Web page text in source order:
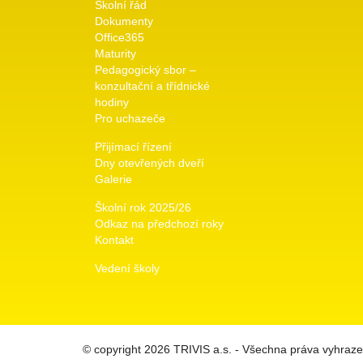
Školní řád
Dokumenty
Office365
Maturity
Pedagogický sbor –
konzultační a třídnické
hodiny
Pro uchazeče
Přijímací řízení
Dny otevřených dveří
Galerie
Školní rok 2025/26
Odkaz na předchozí roky
Kontakt
Vedení školy
© copyright 2026 TRIVIS a.s. - Všechna práva